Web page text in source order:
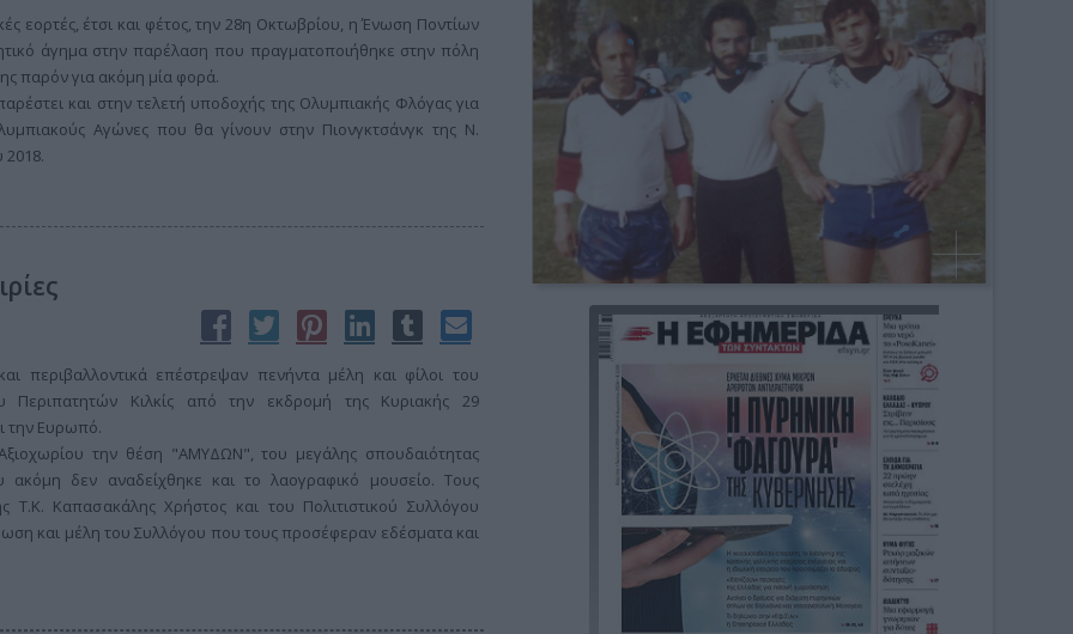
εορτές, έτσι και φέτος, την 28η Οκτωβρίου, η Ένωση Ποντίων
άγημα στην παρέλαση που πραγματοποιήθηκε στην πόλη
παρόν για ακόμη μία φορά.
και στην τελετή υποδοχής της Ολυμπιακής Φλόγας για
Αγώνες που θα γίνουν στην Πιονγκτσάνγκ της Ν.
και περιβαλλοντικά επέστρεψαν πενήντα μέλη και φίλοι του
Περιπατητών Κιλκίς από την εκδρομή της Κυριακής 29
την Ευρωπό.
την θέση "ΑΜΥΔΩΝ", του μεγάλης σπουδαιότητας
ακόμη δεν αναδείχθηκε και το λαογραφικό μουσείο. Τους
Τ.Κ. Καπασακάλης Χρήστος και του Πολιτιστικού Συλλόγου
και μέλη του Συλλόγου που τους προσέφεραν εδέσματα και